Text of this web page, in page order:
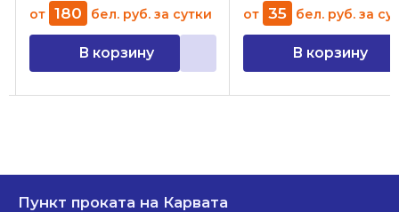
от 180 бел. руб. за сутки
В корзину
от 35 бел. руб. за
В корзину
Пункт проката на Карвата